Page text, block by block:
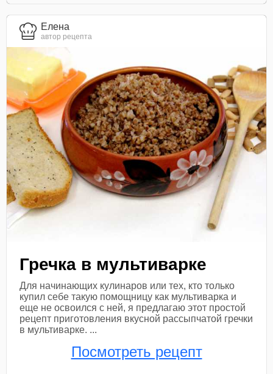
Елена
автор рецепта
Гречка в мультиварке
Для начинающих кулинаров или тех, кто только
купил себе такую помощницу как мультиварка и
еще не освоился с ней, я предлагаю этот простой
рецепт приготовления вкусной рассыпчатой гречки
в мультиварке. ...
Посмотреть рецепт